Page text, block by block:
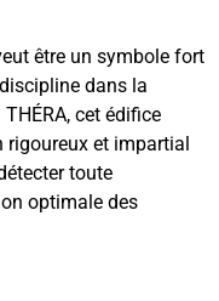
être un symbole fort
dans la
cet édifice
rigoureux et impartial
toute
optimale des